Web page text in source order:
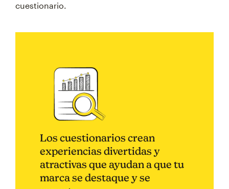
cuestionario.
Los cuestionarios crean
experiencias divertidas y
atractivas que ayudan a que tu
marca se destaque y se